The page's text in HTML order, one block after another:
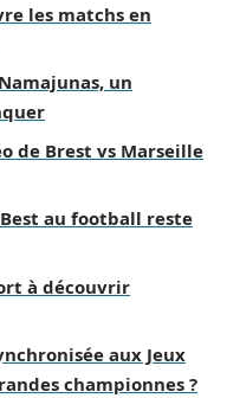
les matchs en
un
de Brest vs Marseille
au football reste
à découvrir
aux Jeux
championnes ?